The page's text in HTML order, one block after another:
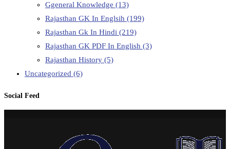
Ggeneral Knowledge (13)
Rajasthan GK In Englsih (199)
Rajasthan Gk In Hindi (219)
Rajasthan GK PDF In English (3)
Rajasthan History (5)
Uncategorized (6)
Social Feed